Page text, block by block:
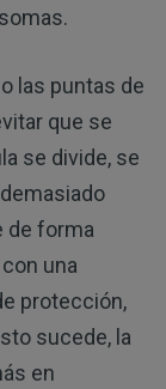
las puntas de
que se
se divide, se
de forma
una
protección,
sucede, la
en